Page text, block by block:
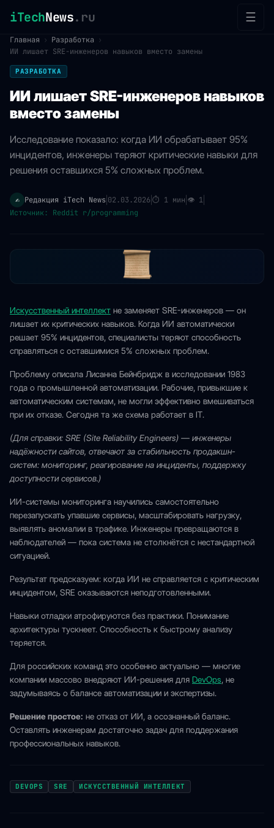
iTechNews.ru ☰
Главная › Разработка
›
ИИ лишает SRE-инженеров навыков вместо замены
РАЗРАБОТКА
ИИ лишает SRE-инженеров навыков
вместо замены
Исследование показало: когда ИИ обрабатывает 95%
инцидентов, инженеры теряют критические навыки для
решения оставшихся 5% сложных проблем.
✍️ Редакция iTech News 02.03.2026⏱ 1 мин 👁 1
Источник: Reddit r/programming
Искусственный интеллект не заменяет SRE-инженеров — он
лишает их критических навыков. Когда ИИ автоматически
решает 95% инцидентов, специалисты теряют способность
справляться с оставшимися 5% сложных проблем.
Проблему описала Лисанна Бейнбридж в исследовании 1983
года о промышленной автоматизации. Рабочие, привыкшие к
автоматическим системам, не могли эффективно вмешиваться
при их отказе. Сегодня та же схема работает в IT.
(Для справки: SRE (Site Reliability Engineers) — инженеры
надёжности сайтов, отвечают за стабильность продакшн-
систем: мониторинг, реагирование на инциденты, поддержку
доступности сервисов.)
ИИ-системы мониторинга научились самостоятельно
перезапускать упавшие сервисы, масштабировать нагрузку,
выявлять аномалии в трафике. Инженеры превращаются в
наблюдателей — пока система не столкнётся с нестандартной
ситуацией.
Результат предсказуем: когда ИИ не справляется с критическим
инцидентом, SRE оказываются неподготовленными.
Навыки отладки атрофируются без практики. Понимание
архитектуры тускнеет. Способность к быстрому анализу
теряется.
Для российских команд это особенно актуально — многие
компании массово внедряют ИИ-решения для DevOps, не
задумываясь о балансе автоматизации и экспертизы.
Решение простое: не отказ от ИИ, а осознанный баланс.
Оставлять инженерам достаточно задач для поддержания
профессиональных навыков.
DEVOPS SRE ИСКУССТВЕННЫЙ ИНТЕЛЛЕКТ